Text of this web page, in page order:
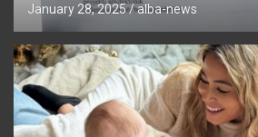
January 28, 2025 alba-news